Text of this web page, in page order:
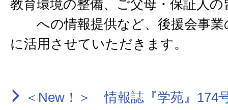
教育環境の整備、ご父母・保証人の
への情報提供など、後援会事業
に活用させていただきます。
＜New！＞ 情報誌『学苑』174